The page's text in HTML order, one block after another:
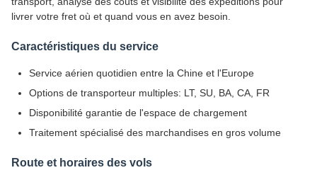
livrer votre fret où et quand vous en avez besoin.
Caractéristiques du service
Service aérien quotidien entre la Chine et l'Europe
Options de transporteur multiples: LT, SU, BA, CA, FR
Disponibilité garantie de l'espace de chargement
Traitement spécialisé des marchandises en gros volume
Route et horaires des vols